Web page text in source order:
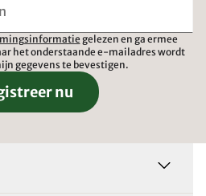
gelezen en ga ermee
het onderstaande e-mailadres wordt
gegevens te bevestigen.
nu